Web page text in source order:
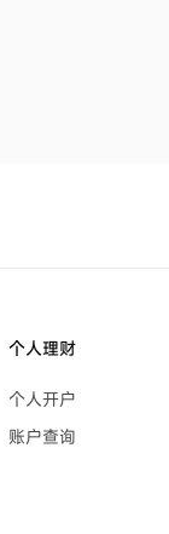
个人理财
个人开户
账户查询